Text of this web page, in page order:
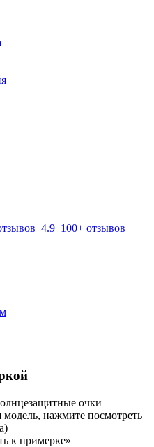
4.9 100+ отзывов
очки
нажмите посмотреть
к примерке»